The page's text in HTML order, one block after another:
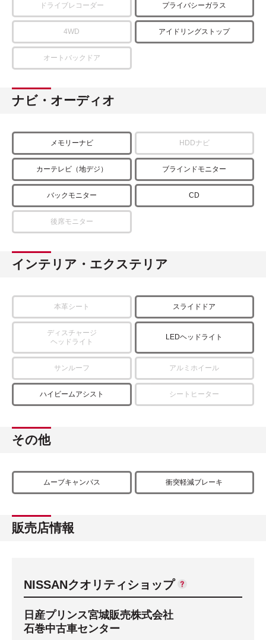
ドライブレコーダー プライバシーガラス
4WD アイドリングストップ
オートバックドア
ナビ・オーディオ
メモリーナビ HDDナビ
カーテレビ（地デジ） ブラインドモニター
バックモニター CD
後席モニター
インテリア・エクステリア
本革シート スライドドア
ディスチャージ
ヘッドライト
LEDヘッドライト
サンルーフ アルミホイール
ハイビームアシスト シートヒーター
その他
ムーブキャンパス 衝突軽減ブレーキ
販売店情報
NISSANクオリティショップ
日産プリンス宮城販売株式会社
石巻中古車センター